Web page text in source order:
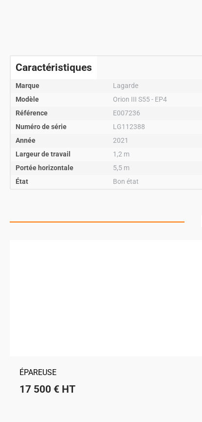
Caractéristiques
Marque
Lagarde
Modèle
Orion III S55 - EP4
Référence
E007236
Numéro de série
LG112388
Année
2021
Largeur de travail
1,2 m
Portée horizontale
5,5 m
État
Bon état
ÉPAREUSE
17 500 € HT